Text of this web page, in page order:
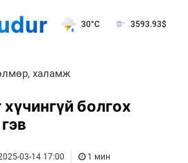
30°C 3593.93$
халамж
болгох
03-14 17:00 1 мин